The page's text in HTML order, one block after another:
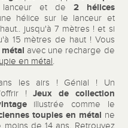
et de 2 hélices
hélice sur le lanceur et
jusqu'à 7 mètres ! et si
15 mètres de haut ! Vous
avec une recharge de
en métal.
les airs ! Génial ! Un
!Jeux de collection
illustrée comme le
toupies en métal ne